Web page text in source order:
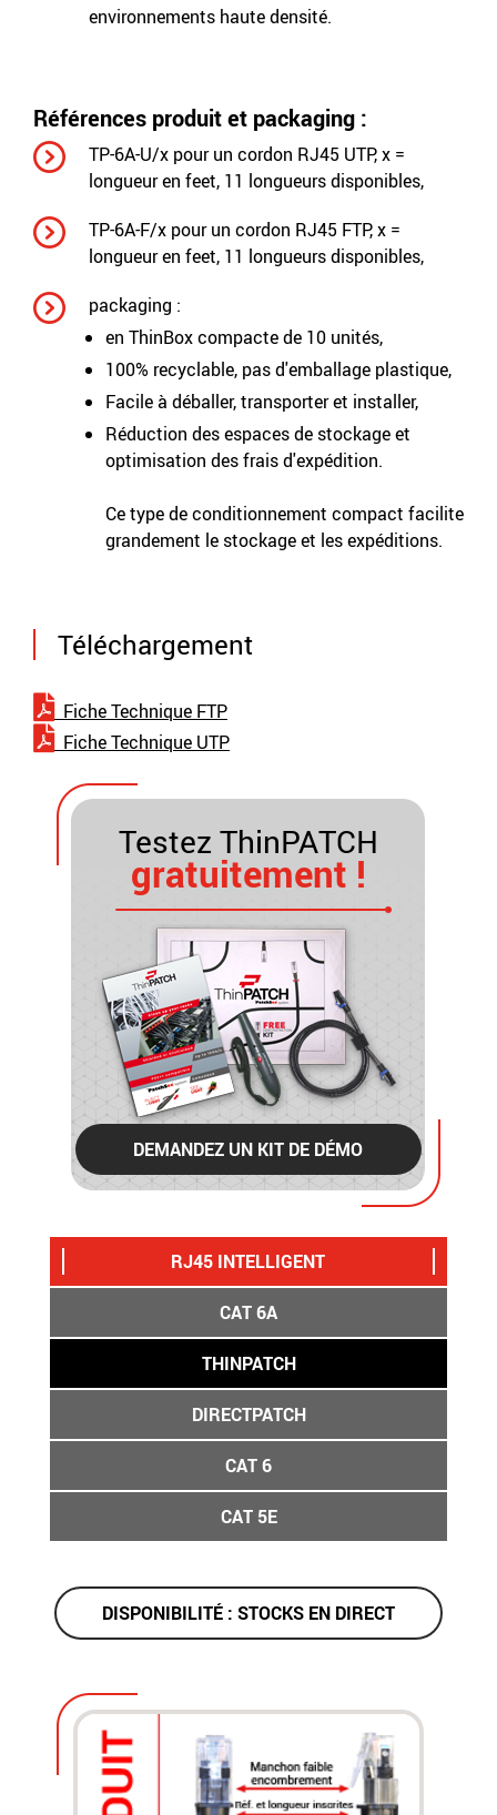
environnements haute densité.
Références produit et packaging :
TP-6A-U/x pour un cordon RJ45 UTP, x =
longueur en feet, 11 longueurs disponibles,
TP-6A-F/x pour un cordon RJ45 FTP, x =
longueur en feet, 11 longueurs disponibles,
packaging :
en ThinBox compacte de 10 unités,
100% recyclable, pas d'emballage plastique,
Facile à déballer, transporter et installer,
Réduction des espaces de stockage et
optimisation des frais d'expédition.
Ce type de conditionnement compact facilite
grandement le stockage et les expéditions.
Téléchargement
Fiche Technique FTP
Fiche Technique UTP
Testez ThinPATCH
gratuitement !
DEMANDEZ UN KIT DE DÉMO
RJ45 INTELLIGENT
CAT 6A
THINPATCH
DIRECTPATCH
CAT 6
CAT 5E
DISPONIBILITÉ : STOCKS EN DIRECT